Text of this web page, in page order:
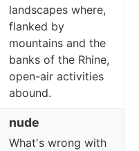
landscapes where,
flanked by
mountains and the
banks of the Rhine,
open-air activities
abound.
nude
What's wrong with